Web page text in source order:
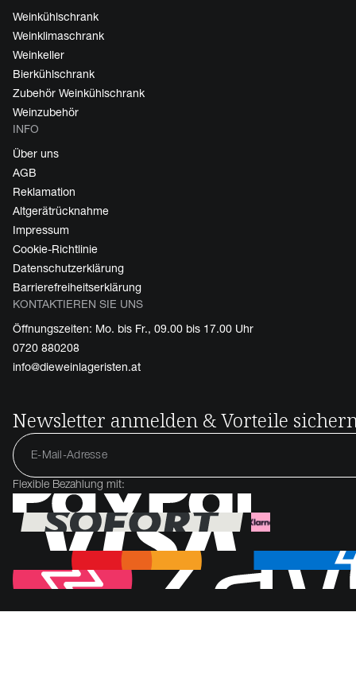
Weinkühlschrank
Weinklimaschrank
Weinkeller
Bierkühlschrank
Zubehör Weinkühlschrank
Weinzubehör
INFO
Über uns
AGB
Reklamation
Altgerätrücknahme
Impressum
Cookie-Richtlinie
Datenschutzerklärung
Barrierefreiheitserklärung
KONTAKTIEREN SIE UNS
Öffnungszeiten: Mo. bis Fr., 09.00 bis 17.00 Uhr
0720 880208
info@dieweinlageristen.at
Newsletter anmelden & Vorteile
Flexible Bezahlung mit: